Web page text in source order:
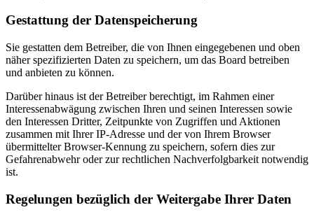
Gestattung der Datenspeicherung
Sie gestatten dem Betreiber, die von Ihnen eingegebenen und oben
näher spezifizierten Daten zu speichern, um das Board betreiben
und anbieten zu können.
Darüber hinaus ist der Betreiber berechtigt, im Rahmen einer
Interessenabwägung zwischen Ihren und seinen Interessen sowie
den Interessen Dritter, Zeitpunkte von Zugriffen und Aktionen
zusammen mit Ihrer IP-Adresse und der von Ihrem Browser
übermittelter Browser-Kennung zu speichern, sofern dies zur
Gefahrenabwehr oder zur rechtlichen Nachverfolgbarkeit notwendig
ist.
Regelungen bezüglich der Weitergabe Ihrer Daten